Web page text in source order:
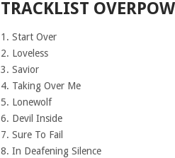
TRACKLIST
1. Start Over
2. Loveless
3. Savior
4. Taking Over Me
5. Lonewolf
6. Devil Inside
7. Sure To Fail
8. In Deafening Silence